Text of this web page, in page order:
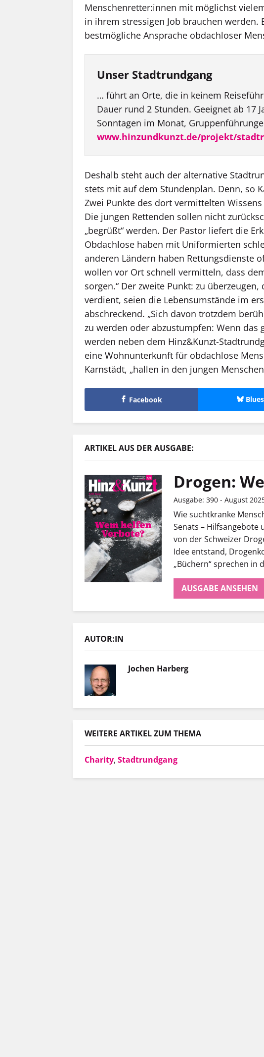
Menschenretter:innen mit möglichst
in ihrem stressigen Job brauchen werden.
bestmögliche Ansprache obdachloser
Unser Stadtrundgang
… führt an Orte, die in keinem
Dauer rund 2 Stunden. Geeignet ab 17
Sonntagen im Monat,
www.hinzundkunzt.de/projekt/
Deshalb steht auch der alternative
stets mit auf dem Stundenplan. Denn, so
Zwei Punkte des dort vermittelten
Die jungen Rettenden sollen nicht
„begrüßt“ werden. Der Pastor liefert die
Obdachlose haben mit Uniformierten
anderen Ländern haben Rettungsdienste
wollen vor Ort schnell vermitteln, dass
sorgen.“ Der zweite Punkt: zu
verdient, seien die Lebensumstände im
abschreckend. „Sich davon trotzdem
zu werden oder abzustumpfen: Wenn das
werden neben dem Hinz&Kunzt-
eine Wohnunterkunft für obdachlose
Karnstädt, „hallen in den jungen
Facebook
ARTIKEL AUS DER AUSGABE:
Drogen:
Ausgabe: 390 - August
Wie suchtkranke
Senats – Hilfsangebote
von der Schweizer
Idee entstand,
„Büchern“ sprechen in
AUSGABE ANSEHEN
AUTOR:IN
Jochen Harberg
WEITERE ARTIKEL ZUM THEMA
Charity, Stadtrundgang